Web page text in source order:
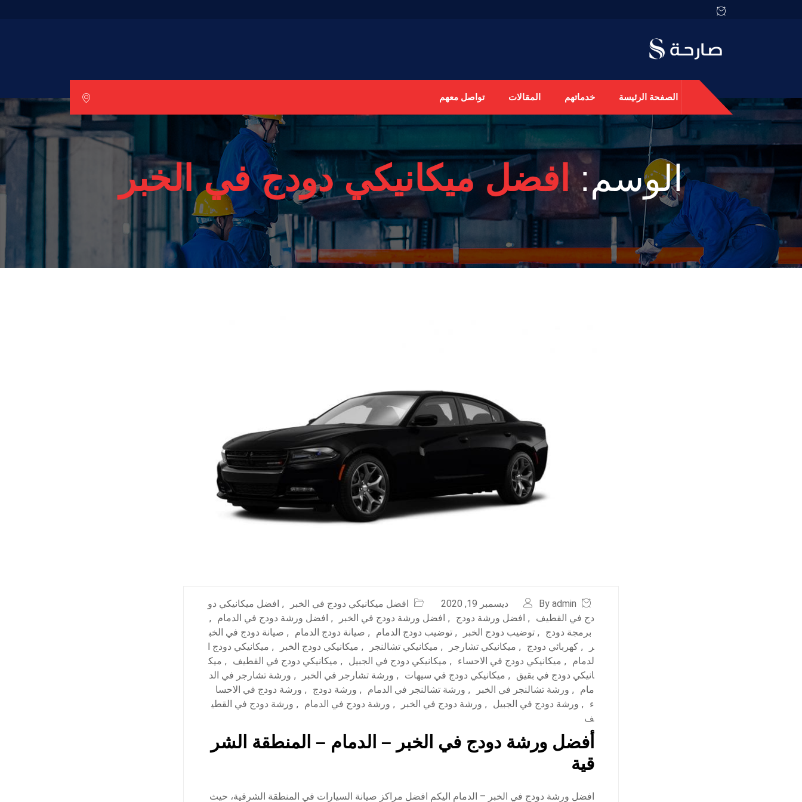
الصفحة الرئيسة خدماتهم المقالات تواصل معهم
الوسم:افضل ميكانيكي دودج في الخبر
By admin ديسمبر 19, 2020 افضل ميكانيكي دودج في الخبر , افضل ميكانيكي دو
دج في القطيف
, افضل ورشة دودج , افضل ورشة دودج في الخبر , افضل ورشة دودج في الدمام
,
برمجة دودج
, توضيب دودج الخبر , توضيب دودج الدمام , صيانة دودج الدمام , صيانة دودج في الخب
ر
, كهربائي دودج , ميكانيكي تشارجر , ميكانيكي تشالنجر , ميكانيكي دودج الخبر , ميكانيكي دودج ا
لدمام
, ميكانيكي دودج في الاحساء , ميكانيكي دودج في الجبيل , ميكانيكي دودج في القطيف , ميك
انيكي دودج في بقيق
, ميكانيكي دودج في سيهات , ورشة تشارجر في الخبر , ورشة تشارجر في الد
مام
, ورشة تشالنجر في الخبر , ورشة تشالنجر في الدمام , ورشة دودج , ورشة دودج في الاحسا
ء
, ورشة دودج في الجبيل , ورشة دودج في الخبر , ورشة دودج في الدمام , ورشة دودج في القطي
ف
أفضل ورشة دودج في الخبر – الدمام – المنطقة الشر
قية
افضل ورشة دودج في الخبر – الدمام اليكم افضل مراكز صيانة السيارات في المنطقة الشرقية، حيث